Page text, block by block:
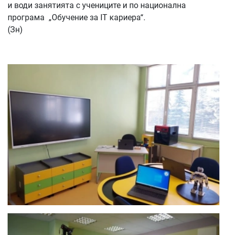
и води занятията с учениците и по национална
програма „Обучение за IT кариера“.
(Зн)